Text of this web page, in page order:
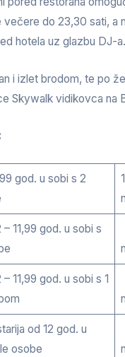
večere do 23,30 sati, a
hotela uz glazbu DJ-a.
i izlet brodom, te po
Skywalk vidikovca na
god. u sobi s 2
11,99 god. u sobi s
11,99 god. u sobi s 1
od 12 god. u
osobe